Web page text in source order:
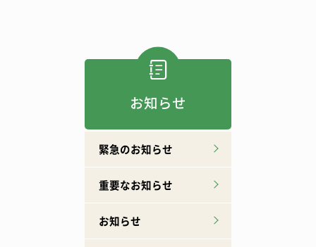
お知らせ
緊急のお知らせ
重要なお知らせ
お知らせ